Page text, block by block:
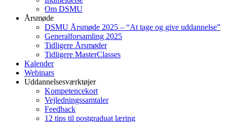
Om DSMU
Årsmøde
DSMU Årsmøde 2025 – “At tage og give uddannelse”
Generalforsamling 2025
Tidligere Årsmøder
Tidligere MasterClasses
Kalender
Webinars
Uddannelsesværktøjer
Kompetencekort
Vejledningssamtaler
Feedback
12 tips til postgraduat læring